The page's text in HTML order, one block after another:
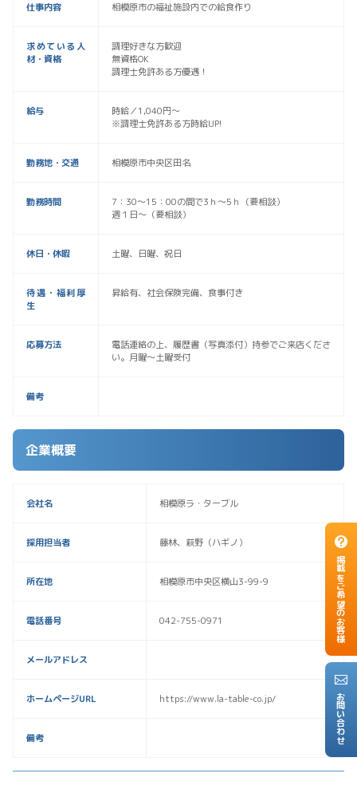
掲載をご希望のお客様
お問い合わせ
仕事内容 相模原市の福祉施設内での給食作り
求めている人
材・資格
調理好きな方歓迎
無資格OK
調理士免許ある方優遇！
給与
時給／1,040円～
※調理士免許ある方時給UP!
勤務地・交通 相模原市中央区田名
勤務時間
7：30～15：00の間で3ｈ～5ｈ（要相談）
週１日～（要相談）
休日・休暇 土曜、日曜、祝日
待遇・福利厚
生
昇給有、社会保険完備、食事付き
応募方法
電話連絡の上、履歴書（写真添付）持参でご来店くださ
い。月曜～土曜受付
備考
企業概要
会社名 相模原ラ・ターブル
採用担当者 藤林、萩野（ハギノ）
所在地 相模原市中央区横山3-99-9
電話番号 042-755-0971
メールアドレス
ホームページURL https://www.la-table-co.jp/
備考